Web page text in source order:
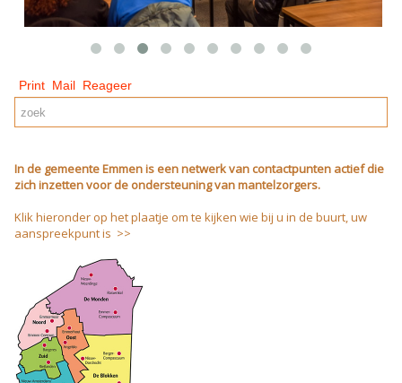
Print Mail Reageer
In de gemeente Emmen is een netwerk van contactpunten actief die
zich inzetten voor de ondersteuning van mantelzorgers.
Klik hieronder op het plaatje om te kijken wie bij u in de buurt, uw
aanspreekpunt is >>